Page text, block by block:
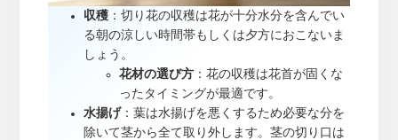
収穫：切り花の収穫は花が十分水分を含んでい
る朝の涼しい時間帯もしくは夕方におこないま
しょう。
花材の選び方：花の収穫は花首が固くな
ったタイミングが最適です。
水揚げ：葉は水揚げを悪くするため必要な分を
除いて茎から全て取り外します。茎の切り口は